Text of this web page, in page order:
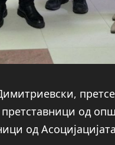
од
од